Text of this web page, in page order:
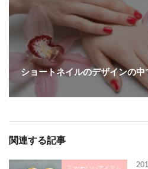
ショートネイルのデザインの
関連する記事